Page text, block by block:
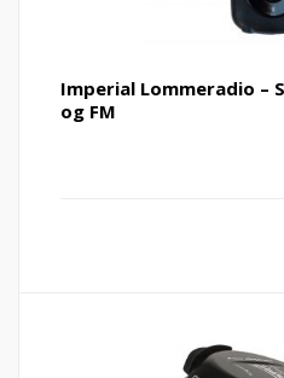
Imperial Lommeradio –
og FM